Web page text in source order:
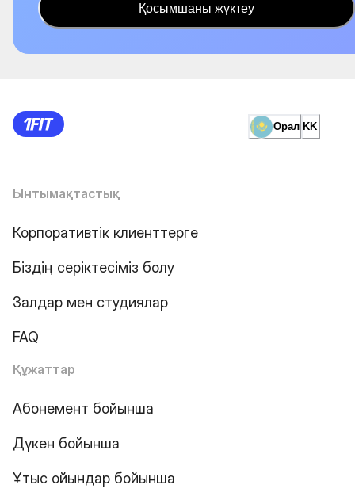
Қосымшаны жүктеу
Орал KK
Ынтымақтастық
Корпоративтік клиенттерге
Біздің серіктесіміз болу
Залдар мен студиялар
FAQ
Құжаттар
Абонемент бойынша
Дүкен бойынша
Ұтыс ойындар бойынша